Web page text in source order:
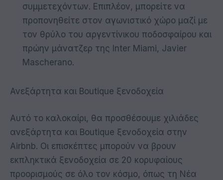
συμμετεχόντων. Επιπλέον, μπορείτε να
προπονηθείτε στον αγωνιστικό χώρο μαζί με
τον θρύλο του αργεντίνικου ποδοσφαίρου και
πρώην μάνατζερ της Inter Miami, Javier
Mascherano.
Ανεξάρτητα και Boutique ξενοδοχεία
Αυτό το καλοκαίρι, θα προσθέσουμε χιλιάδες
ανεξάρτητα και Boutique ξενοδοχεία στην
Airbnb. Οι επισκέπτες μπορούν να βρουν
εκπληκτικά ξενοδοχεία σε 20 κορυφαίους
προορισμούς σε όλο τον κόσμο, όπως τη Νέα